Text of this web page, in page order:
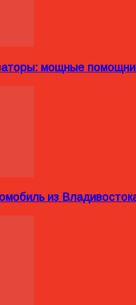
мощные
из